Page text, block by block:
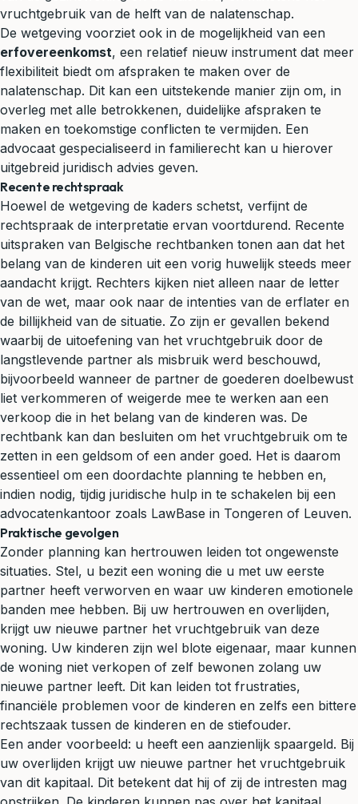
vruchtgebruik van de helft van de nalatenschap.
De wetgeving voorziet ook in de mogelijkheid van een
erfovereenkomst, een relatief nieuw instrument dat meer
flexibiliteit biedt om afspraken te maken over de
nalatenschap. Dit kan een uitstekende manier zijn om, in
overleg met alle betrokkenen, duidelijke afspraken te
maken en toekomstige conflicten te vermijden. Een
advocaat gespecialiseerd in familierecht kan u hierover
uitgebreid juridisch advies geven.
Recente rechtspraak
Hoewel de wetgeving de kaders schetst, verfijnt de
rechtspraak de interpretatie ervan voortdurend. Recente
uitspraken van Belgische rechtbanken tonen aan dat het
belang van de kinderen uit een vorig huwelijk steeds meer
aandacht krijgt. Rechters kijken niet alleen naar de letter
van de wet, maar ook naar de intenties van de erflater en
de billijkheid van de situatie. Zo zijn er gevallen bekend
waarbij de uitoefening van het vruchtgebruik door de
langstlevende partner als misbruik werd beschouwd,
bijvoorbeeld wanneer de partner de goederen doelbewust
liet verkommeren of weigerde mee te werken aan een
verkoop die in het belang van de kinderen was. De
rechtbank kan dan besluiten om het vruchtgebruik om te
zetten in een geldsom of een ander goed. Het is daarom
essentieel om een doordachte planning te hebben en,
indien nodig, tijdig juridische hulp in te schakelen bij een
advocatenkantoor zoals LawBase in Tongeren of Leuven.
Praktische gevolgen
Zonder planning kan hertrouwen leiden tot ongewenste
situaties. Stel, u bezit een woning die u met uw eerste
partner heeft verworven en waar uw kinderen emotionele
banden mee hebben. Bij uw hertrouwen en overlijden,
krijgt uw nieuwe partner het vruchtgebruik van deze
woning. Uw kinderen zijn wel blote eigenaar, maar kunnen
de woning niet verkopen of zelf bewonen zolang uw
nieuwe partner leeft. Dit kan leiden tot frustraties,
financiële problemen voor de kinderen en zelfs een bittere
rechtszaak tussen de kinderen en de stiefouder.
Een ander voorbeeld: u heeft een aanzienlijk spaargeld. Bij
uw overlijden krijgt uw nieuwe partner het vruchtgebruik
van dit kapitaal. Dit betekent dat hij of zij de intresten mag